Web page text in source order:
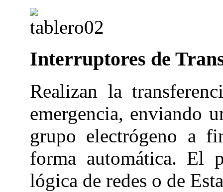
Interruptores de
Realizan la
emergencia, enviando
grupo electrógeno a
forma automática. El
lógica de redes o de